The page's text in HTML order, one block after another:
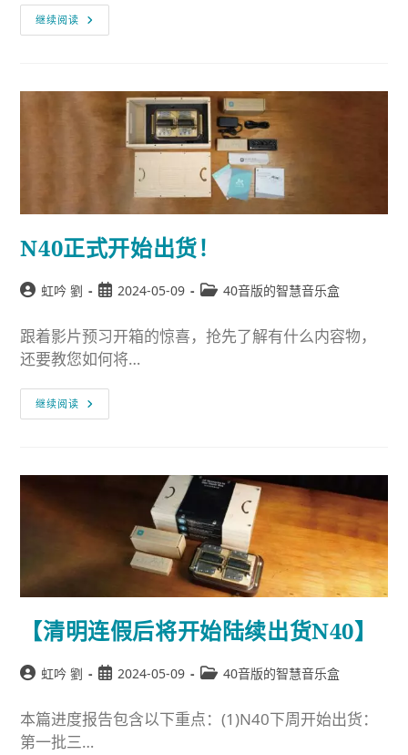
继续阅读
N40正式开始出货！
虹吟 劉 2024-05-09 40音版的智慧音乐盒
跟着影片预习开箱的惊喜，抢先了解有什么内容物，
还要教您如何将…
继续阅读
【清明连假后将开始陆续出货N40】
虹吟 劉 2024-05-09 40音版的智慧音乐盒
本篇进度报告包含以下重点：(1)N40下周开始出货：
第一批三…